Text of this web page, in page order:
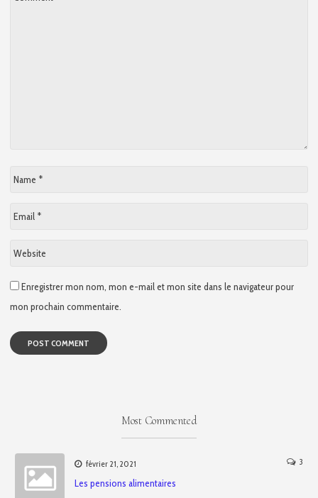
Name
Email
Website
Enregistrer mon nom, mon e-mail et mon site dans le navigateur pour
mon prochain commentaire.
Most Commented
février 21, 2021 3
Les pensions alimentaires